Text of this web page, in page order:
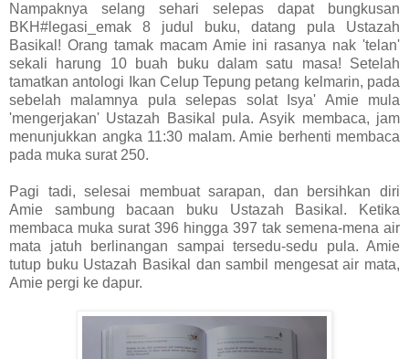
Nampaknya selang sehari selepas dapat bungkusan
BKH#legasi_emak 8 judul buku, datang pula Ustazah
Basikal! Orang tamak macam Amie ini rasanya nak 'telan'
sekali harung 10 buah buku dalam satu masa! Setelah
tamatkan antologi Ikan Celup Tepung petang kelmarin, pada
sebelah malamnya pula selepas solat Isya' Amie mula
'mengerjakan' Ustazah Basikal pula. Asyik membaca, jam
menunjukkan angka 11:30 malam. Amie berhenti membaca
pada muka surat 250.
Pagi tadi, selesai membuat sarapan, dan bersihkan diri
Amie sambung bacaan buku Ustazah Basikal. Ketika
membaca muka surat 396 hingga 397 tak semena-mena air
mata jatuh berlinangan sampai tersedu-sedu pula. Amie
tutup buku Ustazah Basikal dan sambil mengesat air mata,
Amie pergi ke dapur.